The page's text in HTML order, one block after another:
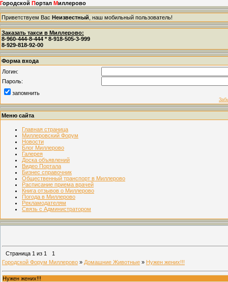
Городской Портал Миллерово
Приветствуем Вас Неизвестный , наш мобильный пользователь!
Заказать такси в Миллерово:
8-960-444-8-444 * 8-918-505-3-999
8-929-818-92-00
Форма входа
Логин:
Пароль:
запомнить
Меню сайта
Главная страница
Миллеровский Форум
Новости
Блог Миллерово
Галерея
Доска объявлений
Видео Портала
Бизнес справочник
Общественный транспорт в Миллерово
Расписание приема врачей
Книга отзывов о Миллерово
Погода в Миллерово
Рекламодателям
Связь с Администратором
Страница 1 из 1
1
Городской Форум Миллерово » Домашние Животные » Нужен жених!!!
Нужен жених!!!